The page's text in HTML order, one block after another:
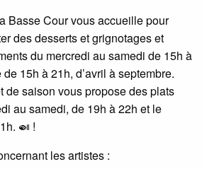
Basse Cour vous accueille pour
des desserts et grignotages et
du mercredi au samedi de 15h à
15h à 21h, d’avril à septembre.
de saison vous propose des plats
au samedi, de 19h à 22h et le
🍛 !
les artistes :